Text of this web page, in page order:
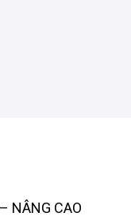
NÂNG CAO